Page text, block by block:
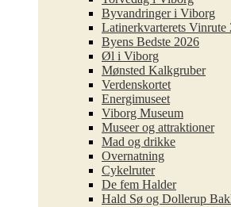
Byvandringer i Viborg
Latinerkvarterets Vinrute
Byens Bedste 2026
Øl i Viborg
Mønsted Kalkgruber
Verdenskortet
Energimuseet
Viborg Museum
Museer og attraktioner
Mad og drikke
Overnatning
Cykelruter
De fem Halder
Hald Sø og Dollerup